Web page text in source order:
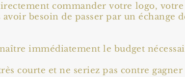
commander votre logo,
avoir besoin de passer par un échange
immédiatement le budget
courte et ne seriez pas contre